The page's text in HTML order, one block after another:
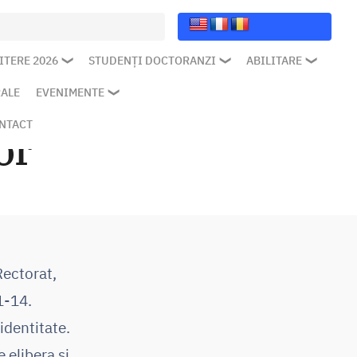
2026 STUDENȚI DOCTORANZI ABILITARE
EVENIMENTE
14.